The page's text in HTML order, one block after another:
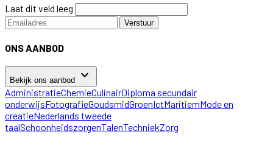
Laat dit veld leeg
Verstuur
ONS AANBOD
Bekijk ons aanbod keyboard_arrow_down
AdministratieChemieCulinairDiploma secundair
onderwijsFotografieGoudsmidGroenIctMaritiemMode en
creatieNederlands tweede
taalSchoonheidszorgenTalenTechniekZorg